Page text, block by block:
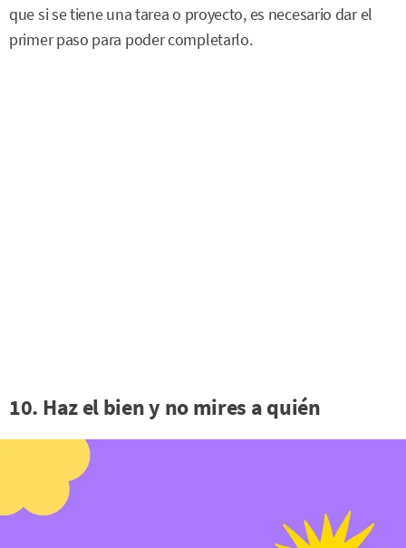
que si se tiene una tarea o proyecto, es necesario dar el
primer paso para poder completarlo.
10. Haz el bien y no mires a quién